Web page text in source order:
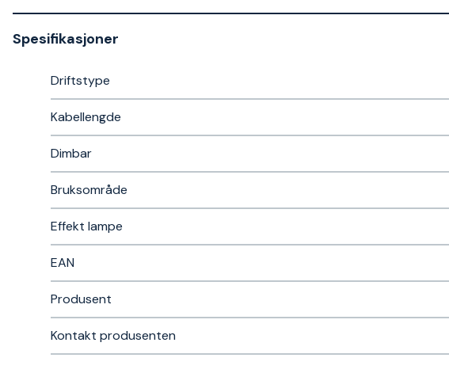
Spesifikasjoner
Driftstype
Kabellengde
Dimbar
Bruksområde
Effekt lampe
EAN
Produsent
Kontakt produsenten